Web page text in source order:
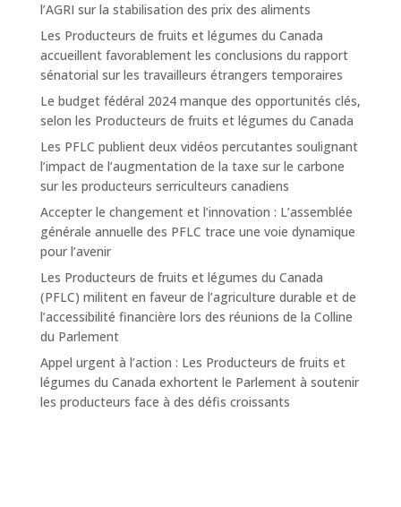
l’AGRI sur la stabilisation des prix des aliments
Les Producteurs de fruits et légumes du Canada
accueillent favorablement les conclusions du rapport
sénatorial sur les travailleurs étrangers temporaires
Le budget fédéral 2024 manque des opportunités clés,
selon les Producteurs de fruits et légumes du Canada
Les PFLC publient deux vidéos percutantes soulignant
l’impact de l’augmentation de la taxe sur le carbone
sur les producteurs serriculteurs canadiens
Accepter le changement et l’innovation : L’assemblée
générale annuelle des PFLC trace une voie dynamique
pour l’avenir
Les Producteurs de fruits et légumes du Canada
(PFLC) militent en faveur de l’agriculture durable et de
l’accessibilité financière lors des réunions de la Colline
du Parlement
Appel urgent à l’action : Les Producteurs de fruits et
légumes du Canada exhortent le Parlement à soutenir
les producteurs face à des défis croissants